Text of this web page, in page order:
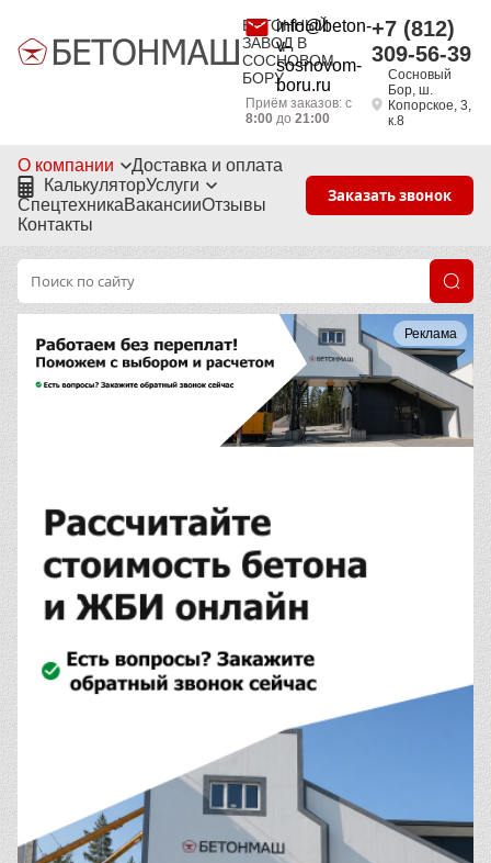
БЕТОННЫЙ
ЗАВОД В
СОСНОВОМ
БОРУ
info@beton-
v-
sosnovom-
boru.ru
Приём заказов: с
8:00до 21:00
+7 (812)
309-56-39
Сосновый
Бор, ш.
Копорское, 3,
к.8
О компании
Доставка и оплата
КалькуляторУслуги
СпецтехникаВакансииОтзывы
Контакты
Заказать звонок
Реклама